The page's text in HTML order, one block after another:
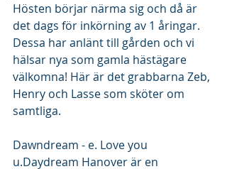
Hösten börjar närma sig och då är
det dags för inkörning av 1 åringar.
Dessa har anlänt till gården och vi
hälsar nya som gamla hästägare
välkomna! Här är det grabbarna Zeb,
Henry och Lasse som sköter om
samtliga.
Dawndream - e. Love you
u.Daydream Hanover är en